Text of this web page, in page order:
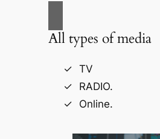
All types of media
TV
RADIO.
Online.